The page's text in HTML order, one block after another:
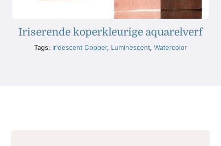
Iriserende koperkleurige aquarelverf
Tags: Iridescent Copper, Luminescent, Watercolor